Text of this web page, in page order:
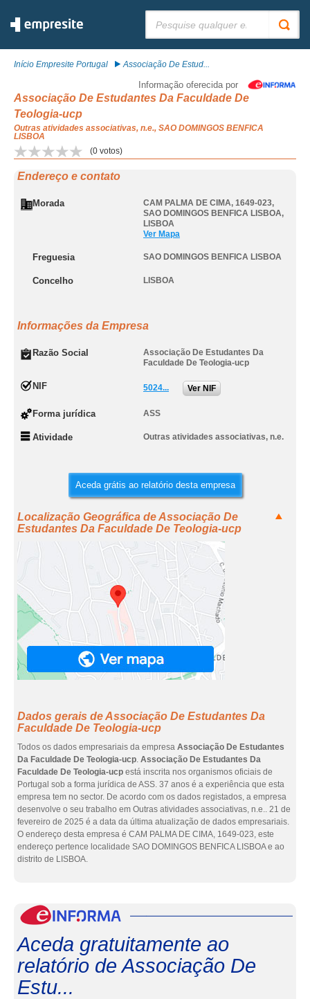
Início Empresite Portugal Associação De Estud...
Informação oferecida por
Associação De Estudantes Da Faculdade De
Teologia-ucp
Outras atividades associativas, n.e., SAO DOMINGOS BENFICA
LISBOA
(0 votos)
Endereço e contato
Morada CAM PALMA DE CIMA, 1649-023,
SAO DOMINGOS BENFICA LISBOA,
LISBOA
Ver Mapa
Freguesia SAO DOMINGOS BENFICA LISBOA
Concelho LISBOA
Informações da Empresa
Razão Social
Associação De Estudantes Da
Faculdade De Teologia-ucp
NIF 5024... Ver NIF
Forma jurídica ASS
Atividade Outras atividades associativas, n.e.
Aceda grátis ao relatório desta empresa
Localização Geográfica de Associação De
Estudantes Da Faculdade De Teologia-ucp
Dados gerais de Associação De Estudantes Da
Faculdade De Teologia-ucp
Todos os dados empresariais da empresa Associação De Estudantes
Da Faculdade De Teologia-ucp. Associação De Estudantes Da
Faculdade De Teologia-ucp está inscrita nos organismos oficiais de
Portugal sob a forma jurídica de ASS. 37 anos é a experiência que esta
empresa tem no sector. De acordo com os dados registados, a empresa
desenvolve o seu trabalho em Outras atividades associativas, n.e.. 21 de
fevereiro de 2025 é a data da última atualização de dados empresariais.
O endereço desta empresa é CAM PALMA DE CIMA, 1649-023, este
endereço pertence localidade SAO DOMINGOS BENFICA LISBOA e ao
distrito de LISBOA.
Aceda gratuitamente ao
relatório de Associação De
Estu...